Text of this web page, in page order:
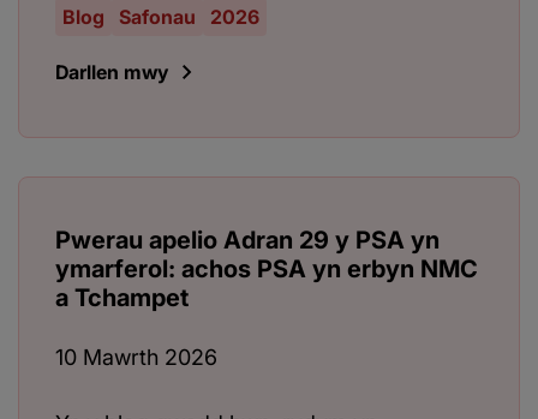
Blog Safonau 2026
Darllen mwy
Pwerau apelio Adran 29 y PSA yn
ymarferol: achos PSA yn erbyn NMC
a Tchampet
10 Mawrth 2026